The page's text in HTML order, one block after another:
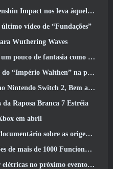
o qual Mondstadt continua falando, mas nunca vimos
vídeo de “Fundações”
Wuthering Waves
como temporada 10 Lançamentos
na próxima grande atualização do RAVEN2
a tempo para o lançamento do Shadowgrapher
Raposa Branca 7 Estréia
em abril
da Federação para comemorar o 16º aniversário
Citando “Desaceleração no Engajamento Fortnite”
evento Aftershock do Apex Legends